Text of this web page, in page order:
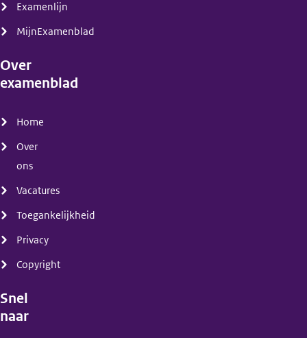
Examenlijn
MijnExamenblad
Over
examenblad
Home
Over
ons
Vacatures
Toegankelijkheid
Privacy
Copyright
Snel
naar